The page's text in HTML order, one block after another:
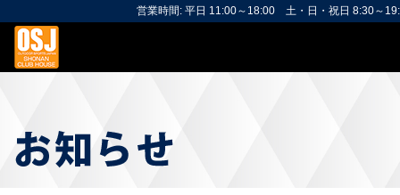
営業時間: 平日 11:00～18:00 土・日・祝日 8:30～